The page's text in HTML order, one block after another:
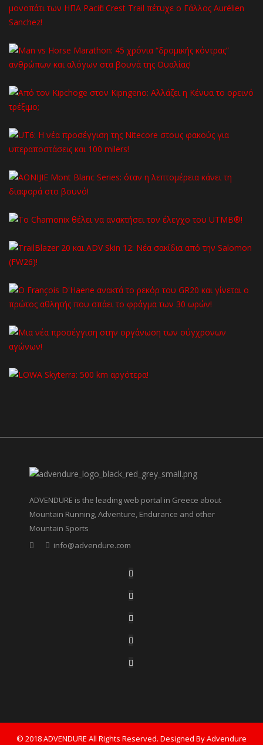
ADVENDURE is the leading web portal in Greece about
Mountain Running, Adventure, Endurance and other
Mountain Sports
info@advendure.com
© 2018 ADVENDURE All Rights Reserved. Designed By Advendure